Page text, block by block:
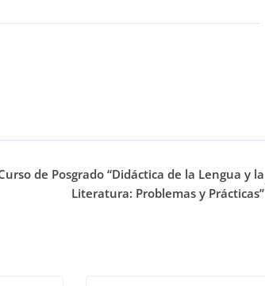
de Posgrado “Didáctica de la Lengua y la
Literatura: Problemas y Prácticas”